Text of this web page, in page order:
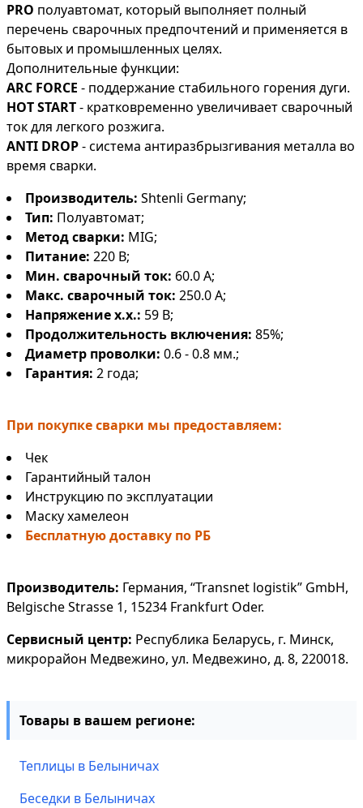
PRO полуавтомат, который выполняет полный
перечень сварочных предпочтений и применяется в
бытовых и промышленных целях.
Дополнительные функции:
ARC FORCE - поддержание стабильного горения дуги.
HOT START- кратковременно увеличивает сварочный
ток для легкого розжига.
ANTI DROP- система антиразбрызгивания металла во
время сварки.
Производитель: Shtenli Germany;
Тип: Полуавтомат;
Метод сварки: MIG;
Питание: 220 В;
Мин. сварочный ток: 60.0 А;
Макс. сварочный ток: 250.0 А;
Напряжение х.х.: 59 В;
Продолжительность включения: 85%;
Диаметр проволки: 0.6 - 0.8 мм.;
Гарантия: 2 года;
При покупке сварки мы предоставляем:
Чек
Гарантийный талон
Инструкцию по эксплуатации
Маску хамелеон
Бесплатную доставку по РБ
Производитель: Германия, “Transnet logistik” GmbH,
Belgische Strasse 1, 15234 Frankfurt Oder.
Сервисный центр: Республика Беларусь, г. Минск,
микрорайон Медвежино, ул. Медвежино, д. 8, 220018.
Товары в вашем регионе:
Теплицы в Белыничах
Беседки в Белыничах